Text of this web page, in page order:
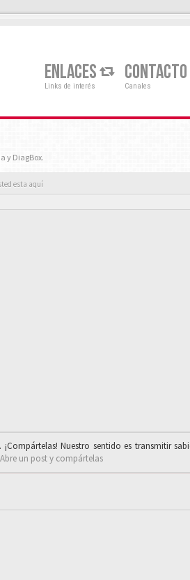
ENLACES
Links de interés
CONTACTO
Canales
y DiagBox.
esta aquí
¡Compártelas! Nuestro sentido es transmitir
Abre un post y compártelas